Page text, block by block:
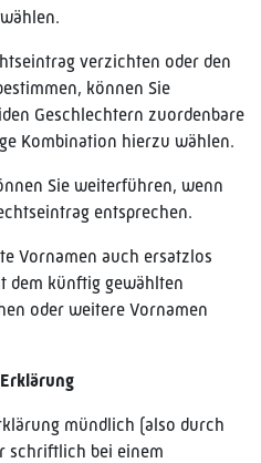
verzichten oder den
können Sie
Geschlechtern zuordenbare
Kombination hierzu wählen.
Sie weiterführen, wenn
entsprechen.
Vornamen auch ersatzlos
dem künftig gewählten
oder weitere Vornamen
mündlich (also durch
schriftlich bei einem